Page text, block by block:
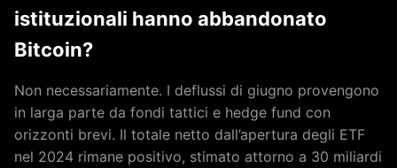
istituzionali hanno abbandonato
Bitcoin?
Non necessariamente. I deflussi di giugno provengono
in larga parte da fondi tattici e hedge fund con
orizzonti brevi. Il totale netto dall’apertura degli ETF
nel 2024 rimane positivo, stimato attorno a 30 miliardi